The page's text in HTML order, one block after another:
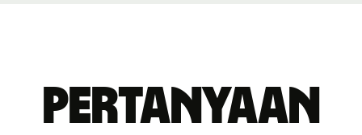
Pertanyaan